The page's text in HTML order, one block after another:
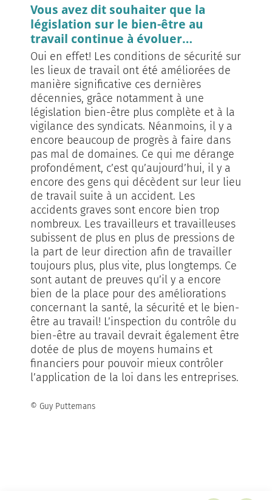
Vous avez dit souhaiter que la
législation sur le bien-être au
travail continue à évoluer…
Oui en effet! Les conditions de sécurité sur
les lieux de travail ont été améliorées de
manière significative ces dernières
décennies, grâce notamment à une
législation bien-être plus complète et à la
vigilance des syndicats. Néanmoins, il y a
encore beaucoup de progrès à faire dans
pas mal de domaines. Ce qui me dérange
profondément, c’est qu’aujourd’hui, il y a
encore des gens qui décèdent sur leur lieu
de travail suite à un accident. Les
accidents graves sont encore bien trop
nombreux. Les travailleurs et travailleuses
subissent de plus en plus de pressions de
la part de leur direction afin de travailler
toujours plus, plus vite, plus longtemps. Ce
sont autant de preuves qu’il y a encore
bien de la place pour des améliorations
concernant la santé, la sécurité et le bien-
être au travail! L’inspection du contrôle du
bien-être au travail devrait également être
dotée de plus de moyens humains et
financiers pour pouvoir mieux contrôler
l’application de la loi dans les entreprises.
© Guy Puttemans